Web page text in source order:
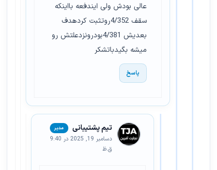
عالی بودش ولی ایندفعه بااینکه
سقف 4/352روتثبت کردهدف
بعدیش 4/381بودرونزدعلتش رو
میشه بگیدباتشکر
پاسخ
تیم پشتیبانی
دسامبر 19, 2025 در 9:40
ق.ظ